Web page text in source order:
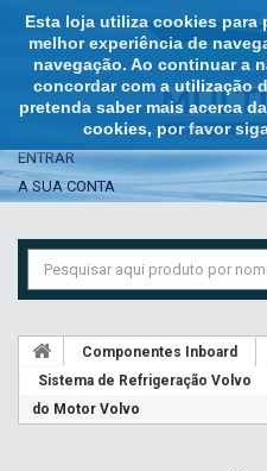
Esta loja utiliza cookies para
melhor experiência de
navegação. Ao continuar a
concordar com a utilização
pretenda saber mais acerca
cookies, por favor
ENTRAR
A SUA CONTA
Componentes Inboard
Sistema de Refrigeração Volvo
do Motor Volvo